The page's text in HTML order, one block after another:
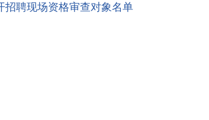
招聘现场资格审查对象名单